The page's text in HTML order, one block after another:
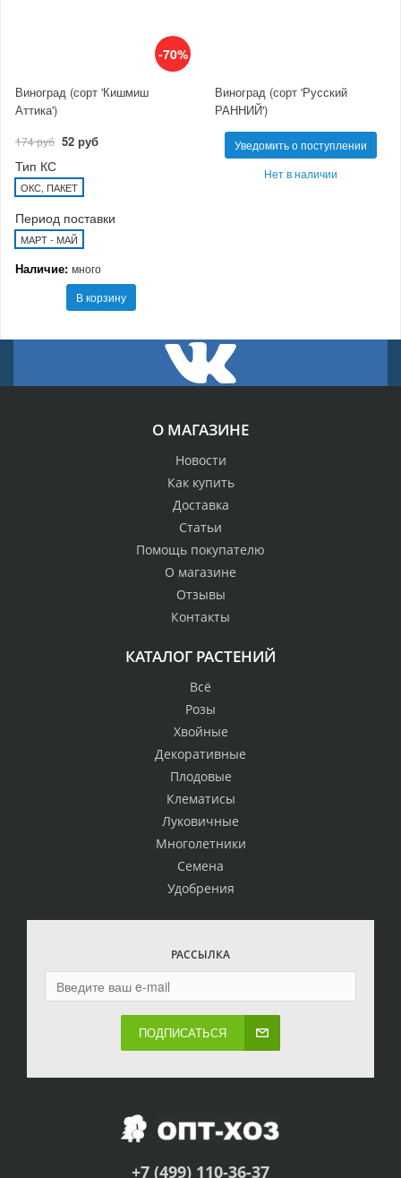
-70%
Виноград (сорт 'Кишмиш
Аттика')
174 руб 52 руб
Тип КС
ОКС, ПАКЕТ
Период поставки
МАРТ - МАЙ
Наличие: много
В корзину
Виноград (сорт 'Русский
РАННИЙ')
Уведомить о поступлении
Нет в наличии
О МАГАЗИНЕ
Новости
Как купить
Доставка
Статьи
Помощь покупателю
О магазине
Отзывы
Контакты
КАТАЛОГ РАСТЕНИЙ
Всё
Розы
Хвойные
Декоративные
Плодовые
Клематисы
Луковичные
Многолетники
Семена
Удобрения
РАССЫЛКА
ПОДПИСАТЬСЯ
+7 (499) 110-36-37